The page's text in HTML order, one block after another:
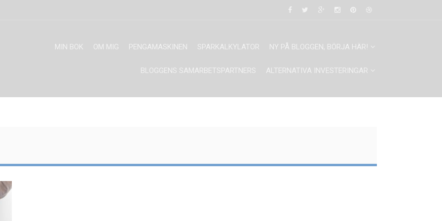
MIN BOK OM MIG PENGAMASKINEN SPARKALKYLATOR NY PÅ BLOGGEN, BÖRJA HÄR!
BLOGGENS SAMARBETSPARTNERS ALTERNATIVA INVESTERINGAR